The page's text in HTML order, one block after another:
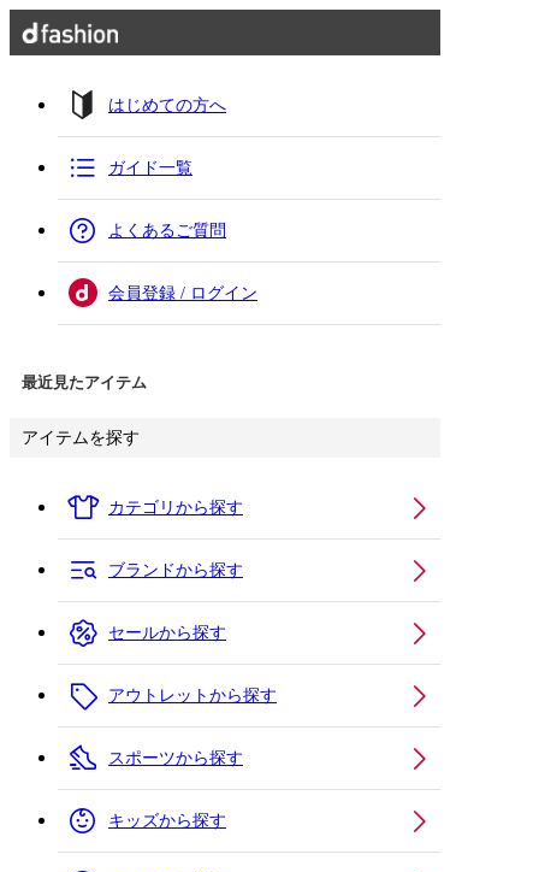
はじめての方へ
ガイド一覧
よくあるご質問
会員登録 / ログイン
最近見たアイテム
アイテムを探す
カテゴリから探す
ブランドから探す
セールから探す
アウトレットから探す
スポーツから探す
キッズから探す